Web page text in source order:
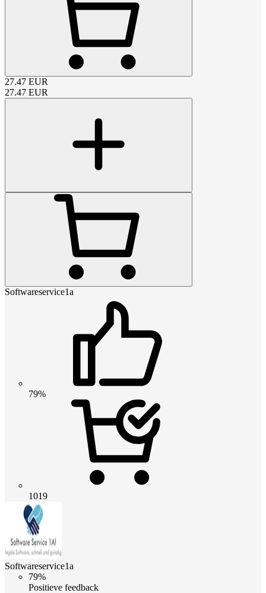
27.47 EUR
27.47 EUR
Softwareservice1a
79%
1019
Softwareservice1a
79%
Positieve feedback